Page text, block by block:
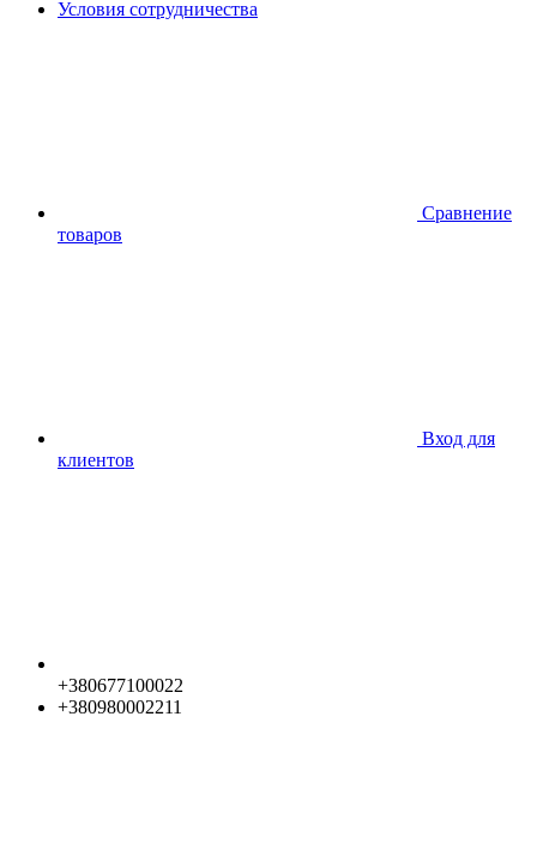
Условия сотрудничества
Сравнение
товаров
Вход для
клиентов
+380677100022
+380980002211